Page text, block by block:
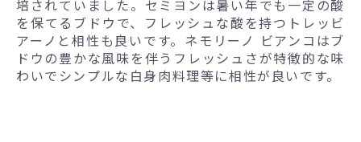
培されていました。セミヨンは暑い年でも一定の酸
を保てるブドウで、フレッシュな酸を持つトレッビ
アーノと相性も良いです。ネモリーノ ビアンコはブ
ドウの豊かな風味を伴うフレッシュさが特徴的な味
わいでシンプルな白身肉料理等に相性が良いです。